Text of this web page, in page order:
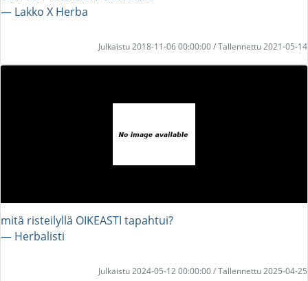
― Lakko X Herba
Julkaistu 2018-11-06 00:00:00 / Tallennettu 2021-05-14
mitä risteilyllä OIKEASTI tapahtui?
― Herbalisti
Julkaistu 2024-05-12 00:00:00 / Tallennettu 2025-04-25